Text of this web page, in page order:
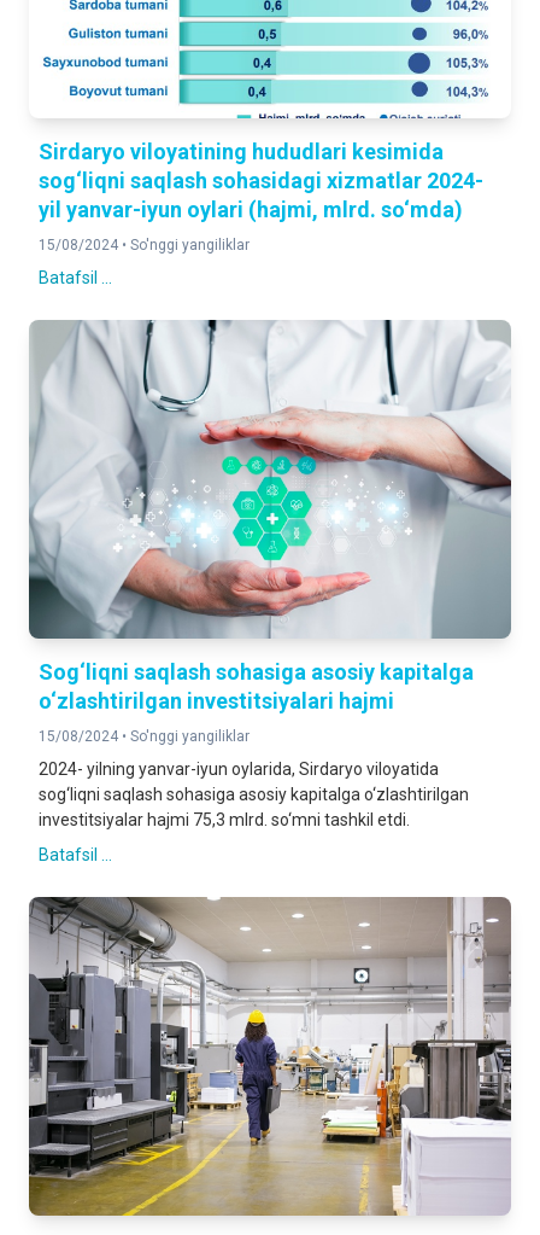
Sirdaryo viloyatining hududlari kesimida
sog‘liqni saqlash sohasidagi xizmatlar 2024-
yil yanvar-iyun oylari (hajmi, mlrd. so‘mda)
15/08/2024 • So'nggi yangiliklar
Batafsil ...
Sog‘liqni saqlash sohasiga asosiy kapitalga
o‘zlashtirilgan investitsiyalari hajmi
15/08/2024 • So'nggi yangiliklar
2024- yilning yanvar-iyun oylarida, Sirdaryo viloyatida
sog‘liqni saqlash sohasiga asosiy kapitalga o‘zlashtirilgan
investitsiyalar hajmi 75,3 mlrd. so‘mni tashkil etdi.
Batafsil ...